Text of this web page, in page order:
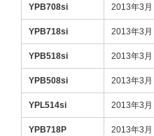
YPB708si 2013年3月
YPB718si 2013年3月
YPB518si 2013年3月
YPB508si 2013年3月
YPL514si 2013年3月
YPB718P 2013年3月